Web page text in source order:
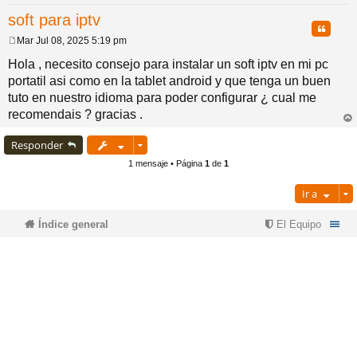
pi
do
s
s
e
soft para iptv Citar
e
n
s
a
j
e
Mar Jul 08, 2025 5:19 pm
Hola , necesito consejo para instalar un soft iptv en mi pc
portatil asi como en la tablet android y que tenga un buen
tuto en nuestro idioma para poder configurar ¿ cual me
recomendais ? gracias .
Responder
1 mensaje • Página 1 de 1
Ir a
Índice general El Equipo